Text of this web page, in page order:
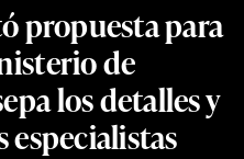
propuesta para
de
los detalles y
especialistas